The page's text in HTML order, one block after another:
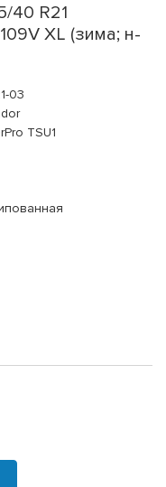
40 R21
XL (зима; н-
03
TSU1